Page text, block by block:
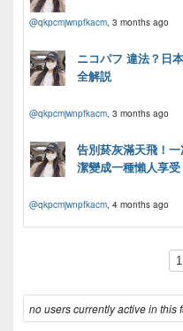
@qkpcmjwnpfkacm , 3 months ago
ニコパフ 違法？日
全解説
@qkpcmjwnpfkacm , 3 months ago
告別菸灰滿天飛！
潔變成一種懶人享受
@qkpcmjwnpfkacm , 4 months ago
no users currently active in this